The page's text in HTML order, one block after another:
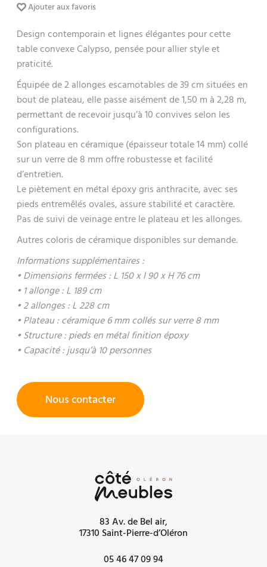
Ajouter aux favoris
Design contemporain et lignes élégantes pour cette
table convexe Calypso, pensée pour allier style et
praticité.
Équipée de 2 allonges escamotables de 39 cm situées en
bout de plateau, elle passe aisément de 1,50 m à 2,28 m,
permettant de recevoir jusqu’à 10 convives selon les
configurations.
Son plateau en céramique (épaisseur totale 14 mm) collé
sur un verre de 8 mm offre robustesse et facilité
d’entretien.
Le piètement en métal époxy gris anthracite, avec ses
pieds entremêlés ovales, assure stabilité et caractère.
Pas de suivi de veinage entre le plateau et les allonges.
Autres coloris de céramique disponibles sur demande.
Informations supplémentaires :
• Dimensions fermées : L 150 x l 90 x H 76 cm
• 1 allonge : L 189 cm
• 2 allonges : L 228 cm
• Plateau : céramique 6 mm collés sur verre 8 mm
• Structure : pieds en métal finition époxy
• Capacité : jusqu’à 10 personnes
Nous contacter
83 Av. de Bel air,
17310 Saint-Pierre-d’Oléron
05 46 47 09 94